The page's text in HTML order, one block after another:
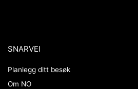
SNARVEI
Planlegg ditt besøk
Om NO